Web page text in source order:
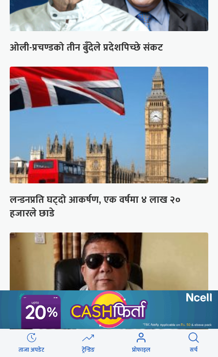
ओली-प्रचण्डको तीन बुँदेले प्रदेशपिच्छे संकट
लन्डनप्रति घट्दो आकर्षण, एक वर्षमा ४ लाख २०
हजारले छाडे
ताजा अपडेट ट्रेन्डिङ प्रोफाइल सर्च